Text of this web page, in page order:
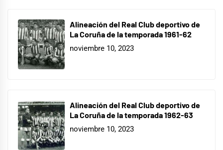
Alineación del Real Club deportivo de
La Coruña de la temporada 1961-62
noviembre 10, 2023
Alineación del Real Club deportivo de
La Coruña de la temporada 1962-63
noviembre 10, 2023